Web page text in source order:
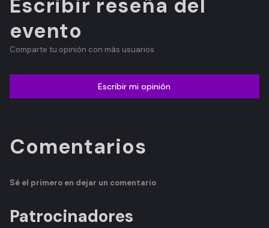
Escribir reseña del
evento
Comparte tu opinión con más usuarios
Escribir mi opinión
Comentarios
Sé el primero en dejar un comentario
Patrocinadores